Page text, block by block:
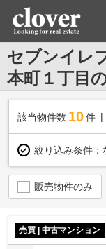
セブンイレ
本町１丁目
該当物件数 10件
絞り込み条件：
販売物件のみ
売買 | 中古マンション